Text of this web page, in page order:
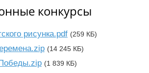
конкурсы
рисунка.pdf (259 КБ)
(14 245 КБ)
(1 839 КБ)